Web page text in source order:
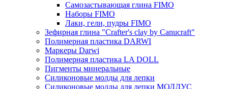
Самозастывающая глина FIMO
Наборы FIMO
Лаки, гели, пудры FIMO
Зефирная глина "Crafter's clay by Canucraft"
Полимерная пластика DARWI
Маркеры Darwi
Полимерная пластика LA DOLL
Пигменты минеральные
Силиконовые молды для лепки
Силиконовые молды для лепки МОЛДУС